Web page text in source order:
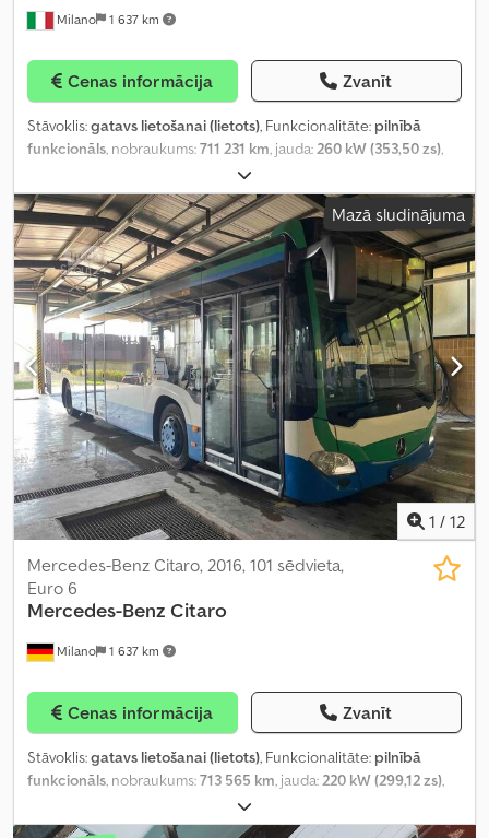
Milano 1 637 km
Cenas informācija Zvanīt
Stāvoklis:gatavs lietošanai (lietots), Funkcionalitāte: pilnībā
funkcionāls, nobraukums:711 231 km, jauda:260 kW (353,50 zs),
, degvielas veids:
sēdvietu skaits:33, stāvvietu skaits:117, asu konfigurācija:3 asis,
emisijas klase:Euro 5, bremzes:retardētājs, riepas izmērs:275/70
R22,5, kopējais garums:17 940 mm, kopējais platums: 2 550 mm,
kopējais augstums:3 300 mm, Aprīkojums:ABS, gaisa
kondicionēšana, piemērots cilvēkiem ar invaliditāti, stāvvietas
sildītājs, vilces kontroles sistēma,
Mazā sludinājuma
1 / 12
Milano 1 637 km
Mercedes-Benz Citaro, 2016, 101 sēdvieta,
Euro 6
Mercedes-Benz Citaro
Cenas informācija Zvanīt
Stāvoklis:gatavs lietošanai (lietots), Funkcionalitāte: pilnībā
funkcionāls, nobraukums:713 565 km, jauda:220 kW (299,12 zs),
, degvielas veids:
skaits:40, stāvvietu skaits:60, pārnesuma veids:automātisks, asu